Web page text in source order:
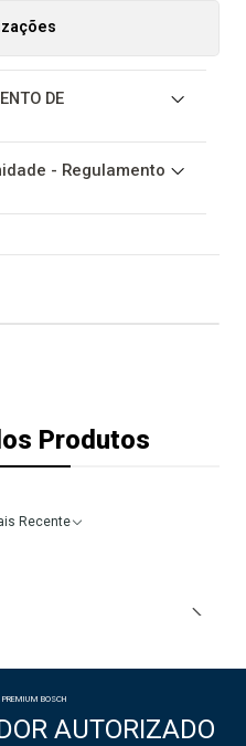
DE
- Regulamento
Produtos
Recente
BOSCH
AUTORIZADO